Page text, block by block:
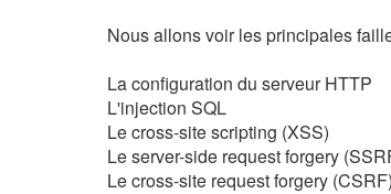
Nous allons voir les principales
La configuration du serveur HTTP
L'injection SQL
Le cross-site scripting (XSS)
Le server-side request forgery
Le cross-site request forgery (CSRF)